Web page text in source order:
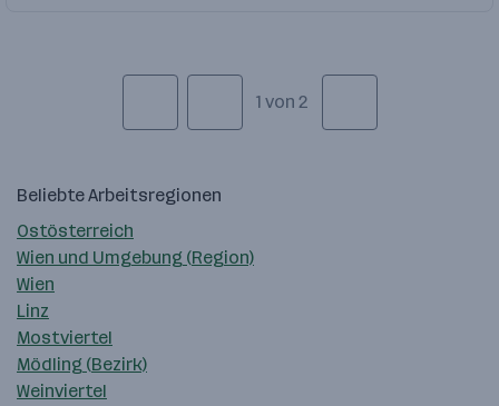
1 von 2
Beliebte Arbeitsregionen
Ostösterreich
Wien und Umgebung (Region)
Wien
Linz
Mostviertel
Mödling (Bezirk)
Weinviertel